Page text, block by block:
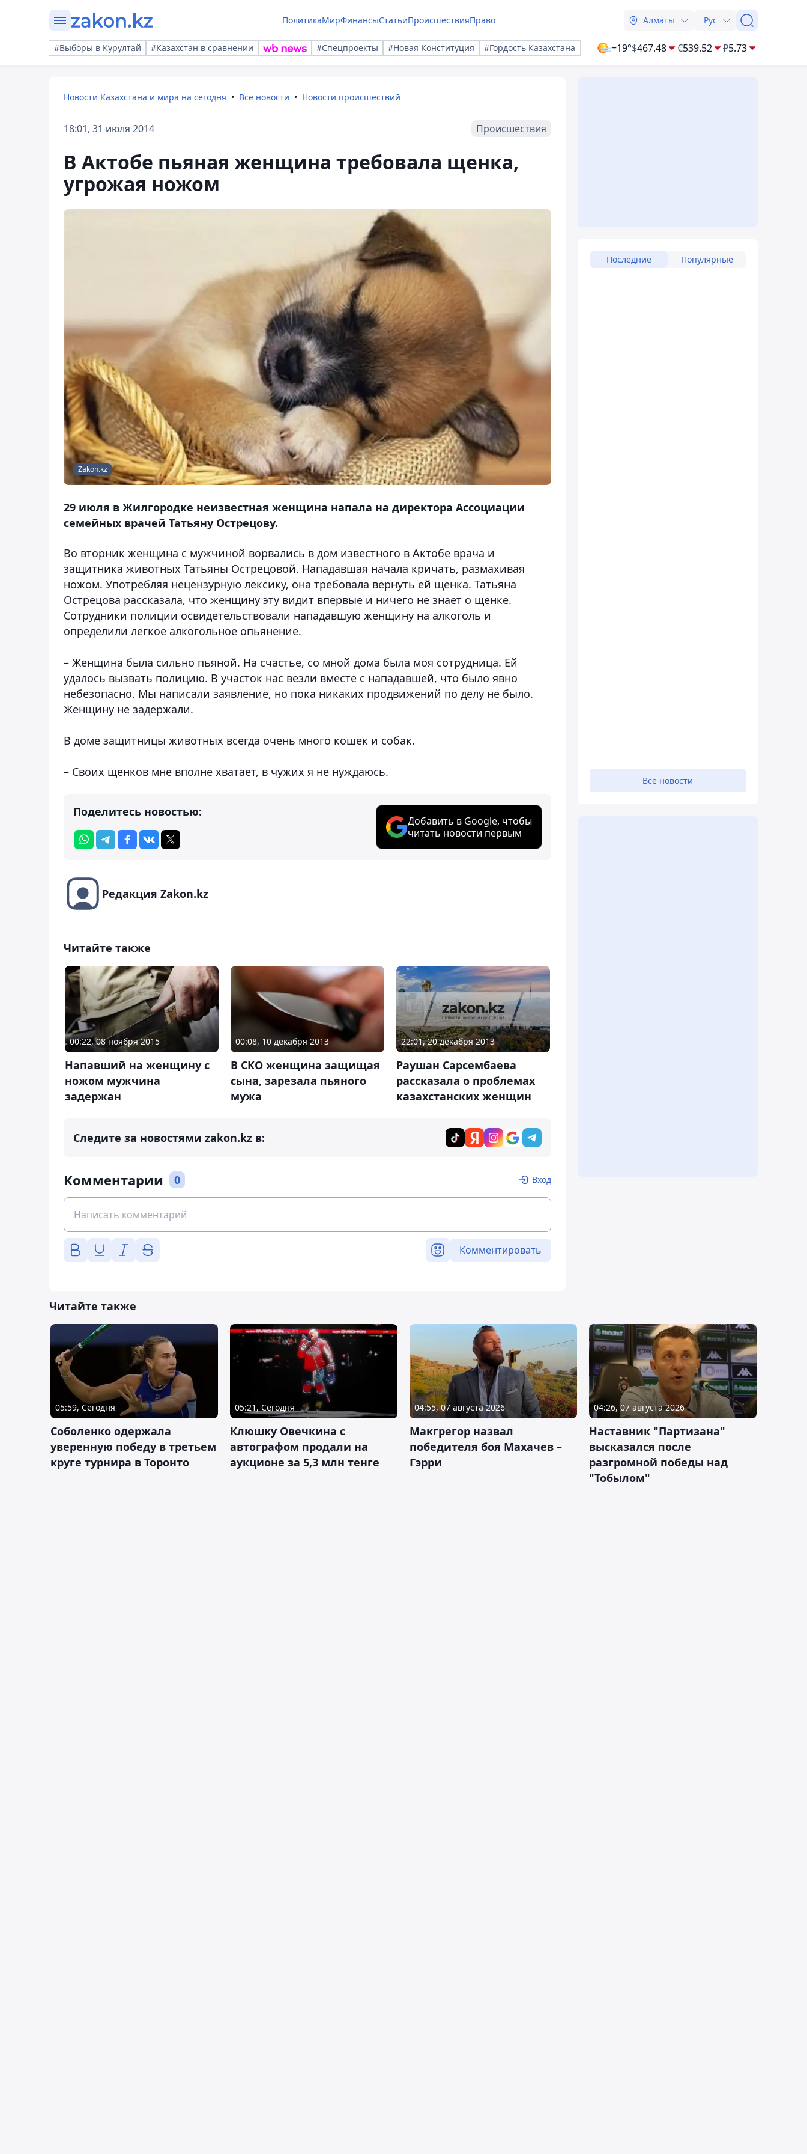
ПолитикаМирФинансыСтатьиПроисшествияПраво Алматы Рус
#Выборы в Курултай #Казахстан в сравнении #Спецпроекты #Новая Конституция #Гордость Казахстана +19°$467.48 €539.52 ₽5.73
Новости Казахстана и мира на сегодня Все новости Новости происшествий
18:01, 31 июля 2014 Происшествия
В Актобе пьяная женщина требовала щенка,
угрожая ножом
Zakon.kz
29 июля в Жилгородке неизвестная женщина напала на директора Ассоциации
семейных врачей Татьяну Острецову.
Во вторник женщина с мужчиной ворвались в дом известного в Актобе врача и
защитника животных Татьяны Острецовой. Нападавшая начала кричать, размахивая
ножом. Употребляя нецензурную лексику, она требовала вернуть ей щенка. Татьяна
Острецова рассказала, что женщину эту видит впервые и ничего не знает о щенке.
Сотрудники полиции освидетельствовали нападавшую женщину на алкоголь и
определили легкое алкогольное опьянение.
– Женщина была сильно пьяной. На счастье, со мной дома была моя сотрудница. Ей
удалось вызвать полицию. В участок нас везли вместе с нападавшей, что было явно
небезопасно. Мы написали заявление, но пока никаких продвижений по делу не было.
Женщину не задержали.
В доме защитницы животных всегда очень много кошек и собак.
– Своих щенков мне вполне хватает, в чужих я не нуждаюсь.
Поделитесь новостью:
Добавить в Google, чтобы
читать новости первым
Редакция Zakon.kz
Читайте также
00:22, 08 ноября 2015
Напавший на женщину с
ножом мужчина
задержан
00:08, 10 декабря 2013
В СКО женщина защищая
сына, зарезала пьяного
мужа
22:01, 20 декабря 2013
Раушан Сарсембаева
рассказала о проблемах
казахстанских женщин
Следите за новостями zakon.kz в:
Комментарии 0 Вход
Комментировать
Последние Популярные
Все новости
Читайте также
05:59, Сегодня
Соболенко одержала
уверенную победу в третьем
круге турнира в Торонто
05:21, Сегодня
Клюшку Овечкина с
автографом продали на
аукционе за 5,3 млн тенге
04:55, 07 августа 2026
Макгрегор назвал
победителя боя Махачев –
Гэрри
04:26, 07 августа 2026
Наставник "Партизана"
высказался после
разгромной победы над
"Тобылом"